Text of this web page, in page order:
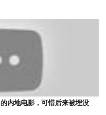
内地电影，可惜后来被埋没